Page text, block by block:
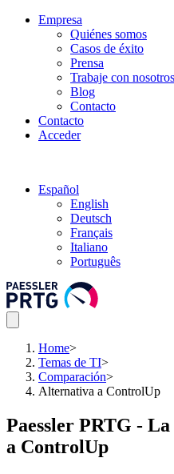
Empresa
Quiénes somos
Casos de éxito
Prensa
Trabaje con nosotros
Blog
Contacto
Contacto
Acceder
Español
English
Deutsch
Français
Italiano
Português
Home>
Temas de TI>
Comparación>
Alternativa a ControlUp
Paessler PRTG -
a ControlUp